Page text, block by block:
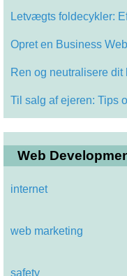
Letvægts foldecykler:
Opret en Business
Ren og neutralisere dit
Til salg af ejeren: Tips
Web
internet
web marketing
safety